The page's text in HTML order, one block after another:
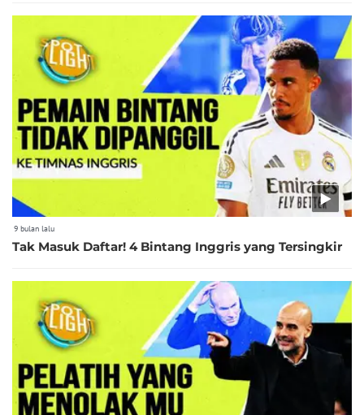
9 bulan lalu
Tak Masuk Daftar! 4 Bintang Inggris yang Tersingkir